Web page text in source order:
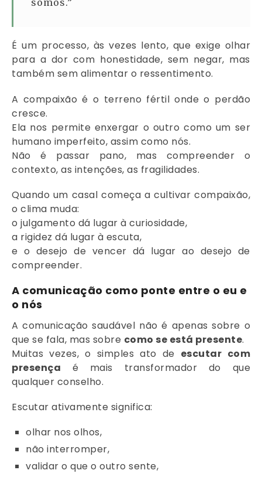
somos.”
É um processo, às vezes lento, que exige olhar
para a dor com honestidade, sem negar, mas
também sem alimentar o ressentimento.
A compaixão é o terreno fértil onde o perdão
cresce.
Ela nos permite enxergar o outro como um ser
humano imperfeito, assim como nós.
Não é passar pano, mas compreender o
contexto, as intenções, as fragilidades.
Quando um casal começa a cultivar compaixão,
o clima muda:
o julgamento dá lugar à curiosidade,
a rigidez dá lugar à escuta,
e o desejo de vencer dá lugar ao desejo de
compreender.
A comunicação como ponte entre o eu e
o nós
A comunicação saudável não é apenas sobre o
que se fala, mas sobre como se está presente.
Muitas vezes, o simples ato de escutar com
presença é mais transformador do que
qualquer conselho.
Escutar ativamente significa:
olhar nos olhos,
não interromper,
validar o que o outro sente,